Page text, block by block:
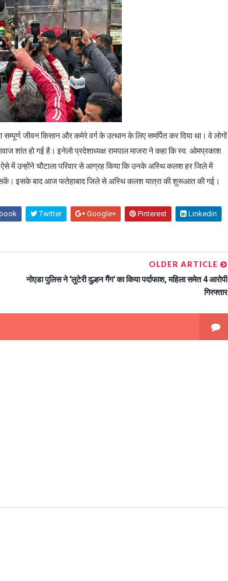
जीवन किसान और कमेरे वर्ग के उत्थान के लिए समर्पित कर दिया था। वे लोगों
हो गई है। इनेलो प्रदेशाध्यक्ष रामपाल माजरा ने कहा कि स्व. ओमप्रकाश
में उन्होंने चौटाला परिवार से आग्रह किया कि उनके अस्थि कलश हर जिले में
सकें। इसके बाद आज फतेहाबाद जिले से अस्थि कलश यात्रा की शुरूआत की गई।
Twitter Google+ Pinterest Linkedin
OLDER ARTICLE
नोएडा पुलिस ने 'लुटेरी दुल्हन गैंग' का किया पर्दाफाश, महिला समेत 4 आरोपी
गिरफ्तार